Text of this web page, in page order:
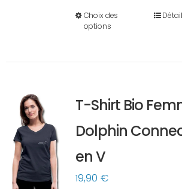
du
Choix des
options
Ce
Les
T-Shirt Bio
Dolphin
en V
19,90 €